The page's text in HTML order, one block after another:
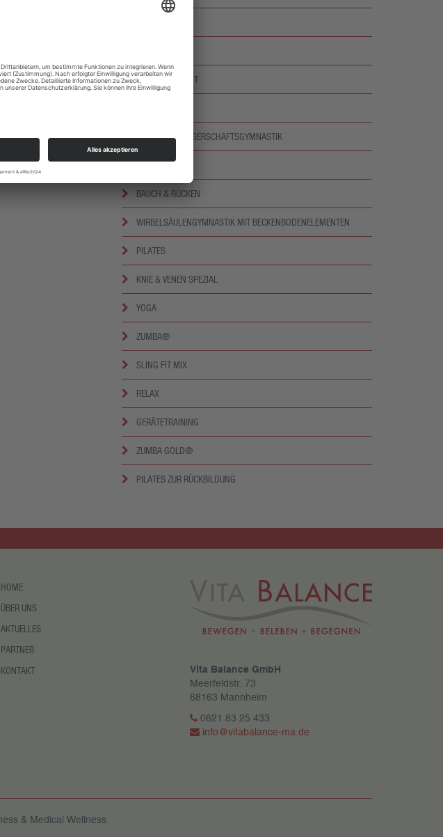
AQUA RÜCKENFIT
AQUA SCHWANGERSCHAFTSGYMNASTIK
RÜCKEN FIT
BAUCH & RÜCKEN
WIRBELSÄULENGYMNASTIK MIT BECKENBODENELEMENTEN
PILATES
KNIE & VENEN SPEZIAL
YOGA
ZUMBA®
SLING FIT MIX
RELAX
GERÄTETRAINING
ZUMBA GOLD®
PILATES ZUR RÜCKBILDUNG
HOME
ÜBER UNS
AKTUELLES
PARTNER
KONTAKT
Vita Balance GmbH
Meerfeldstr. 73
68163 Mannheim
0621 83 25 433
info@vitabalance-ma.de
& Medical Wellness